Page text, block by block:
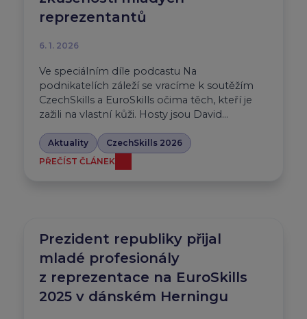
reprezentantů
6. 1. 2026
Ve speciálním díle podcastu Na
podnikatelích záleží se vracíme k soutěžím
CzechSkills a EuroSkills očima těch, kteří je
zažili na vlastní kůži. Hosty jsou David…
Aktuality
CzechSkills 2026
PŘEČÍST ČLÁNEK
Prezident republiky přijal
mladé profesionály
z reprezentace na EuroSkills
2025 v dánském Herningu